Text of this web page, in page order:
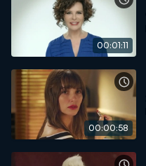
00:01:11
00:00:58